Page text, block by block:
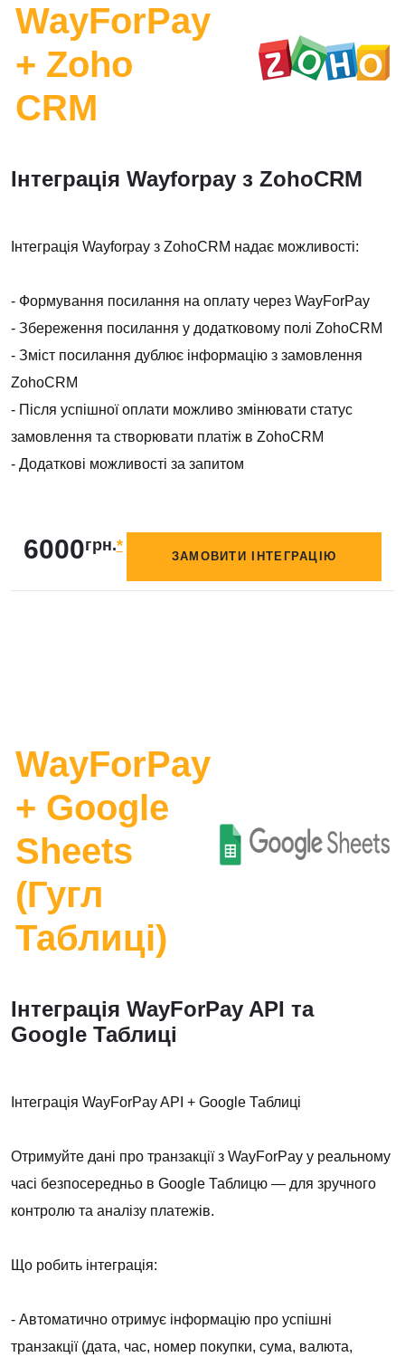
WayForPay
+ Zoho
CRM
Інтеграція Wayforpay з ZohoCRM
Інтеграція Wayforpay з ZohoCRM надає можливості:
- Формування посилання на оплату через WayForPay
- Збереження посилання у додатковому полі ZohoCRM
- Зміст посилання дублює інформацію з замовлення
ZohoCRM
- Після успішної оплати можливо змінювати статус
замовлення та створювати платіж в ZohoCRM
- Додаткові можливості за запитом
6000грн.*
ЗАМОВИТИ ІНТЕГРАЦІЮ
WayForPay
+ Google
Sheets
(Гугл
Таблиці)
Інтеграція WayForPay API та
Google Таблиці
Інтеграція WayForPay API + Google Таблиці
Отримуйте дані про транзакції з WayForPay у реальному
часі безпосередньо в Google Таблицю — для зручного
контролю та аналізу платежів.
Що робить інтеграція:
- Автоматично отримує інформацію про успішні
транзакції (дата, час, номер покупки, сума, валюта,